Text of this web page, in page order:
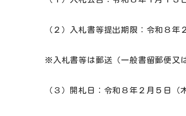
（２）入札書等提出期限：令和８年
※入札書等は郵送（一般書留郵便又
（３）開札日：令和８年２月５日（